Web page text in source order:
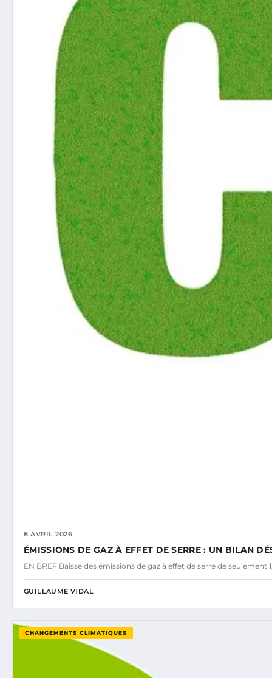
8 AVRIL 2026
ÉMISSIONS DE GAZ À EFFET DE SERRE : UN BILAN
EN BREF Baisse des émissions de gaz à effet de serre de seulement
GUILLAUME VIDAL
CHANGEMENTS CLIMATIQUES